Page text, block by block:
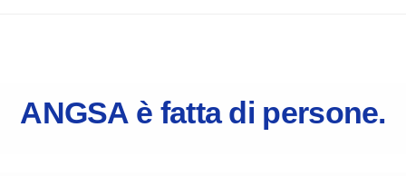
ANGSA è fatta di persone.